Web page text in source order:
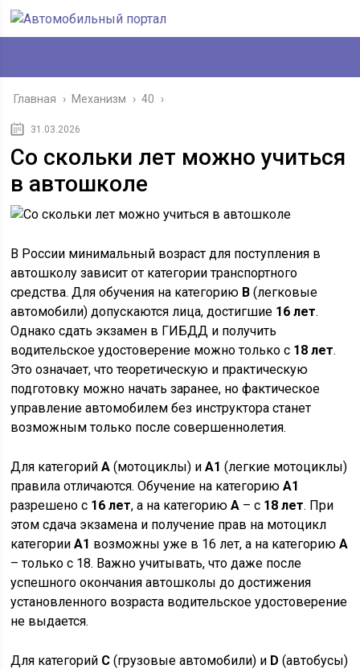
Главная › Механизм › 40 ›
31.03.2026
Со скольки лет можно учиться
в автошколе
В России минимальный возраст для поступления в
автошколу зависит от категории транспортного
средства. Для обучения на категорию B (легковые
автомобили) допускаются лица, достигшие 16 лет.
Однако сдать экзамен в ГИБДД и получить
водительское удостоверение можно только с 18 лет.
Это означает, что теоретическую и практическую
подготовку можно начать заранее, но фактическое
управление автомобилем без инструктора станет
возможным только после совершеннолетия.
Для категорийA (мотоциклы) иA1 (легкие мотоциклы)
правила отличаются. Обучение на категориюA1
разрешено с 16 лет, а на категориюA – с 18 лет. При
этом сдача экзамена и получение прав на мотоцикл
категорииA1 возможны уже в 16 лет, а на категориюA
– только с 18. Важно учитывать, что даже после
успешного окончания автошколы до достижения
установленного возраста водительское удостоверение
не выдается.
Для категорий C (грузовые автомобили) и D (автобусы)